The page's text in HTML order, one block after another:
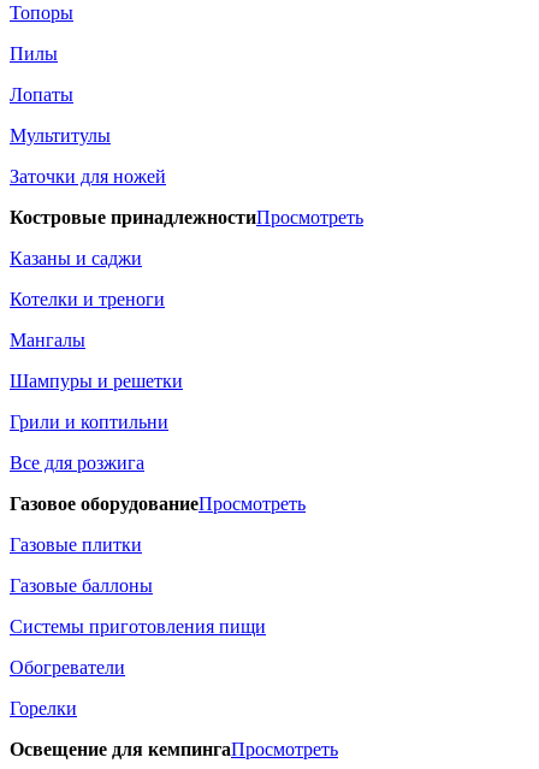
Топоры
Пилы
Лопаты
Мультитулы
Заточки для ножей
Костровые принадлежностиПросмотреть
Казаны и саджи
Котелки и треноги
Мангалы
Шампуры и решетки
Грили и коптильни
Все для розжига
Газовое оборудованиеПросмотреть
Газовые плитки
Газовые баллоны
Системы приготовления пищи
Обогреватели
Горелки
Освещение для кемпингаПросмотреть